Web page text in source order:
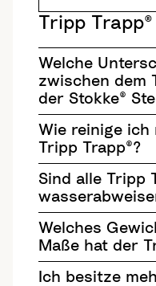
Tripp Trapp®
Welche
zwischen dem Tripp Trapp® und
der Stokke®
Wie reinige ich
Tripp Trapp®?
Sind alle Tripp
Welches
Maße hat der
Ich besitze